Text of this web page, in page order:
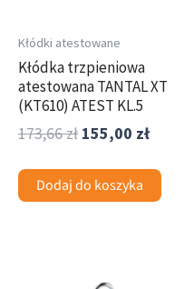
Kłódki atestowane
Kłódka trzpieniowa
atestowana TANTAL XT
(KT610) ATEST KL.5
173,66zł 155,00 zł
Dodaj do koszyka